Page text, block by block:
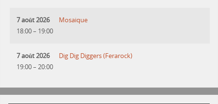
7 août 2026
18:00– 19:00
Mosaique
7 août 2026
19:00– 20:00
Dig Dig Diggers (Ferarock)